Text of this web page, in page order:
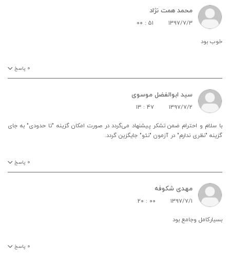
محمد همت نژاد
۱۳۹۷/۷/۳ ۰۰ : ۵۱
خوب بود
۰ پاسخ
سید ابوالفضل موسوی
۱۳۹۷/۷/۲ ۱۳ : ۴۷
با سلام و احترام ضمن تشکر پیشنهاد می‌گردد در صورت امکان گزینه "تا حدودی" به جای
گزینه "نظری ندارم" در آزمون "نئو" جایگزین گردد.
۰ پاسخ
مهدی شکوفه
۱۳۹۷/۷/۱ ۲۰ : ۰۰
بسیارکامل وجامع بود
۰ پاسخ